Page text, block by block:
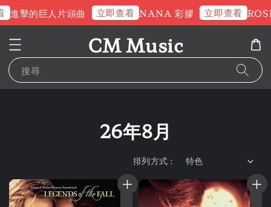
的巨人片頭曲 立即查看 NANA 彩膠 立即查看 ROSE 交
CM Music
搜尋
26年8月
排列方式 :